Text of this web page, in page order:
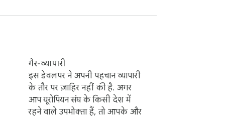
के पास नहीं है, इसके पास लाइसेंस नहीं है और
गैर-व्यापारी
इस डेवलपर ने अपनी पहचान व्यापारी
के तौर पर ज़ाहिर नहीं की है. अगर
आप यूरोपियन संघ के किसी देश में
रहने वाले उपभोक्ता हैं, तो आपके और